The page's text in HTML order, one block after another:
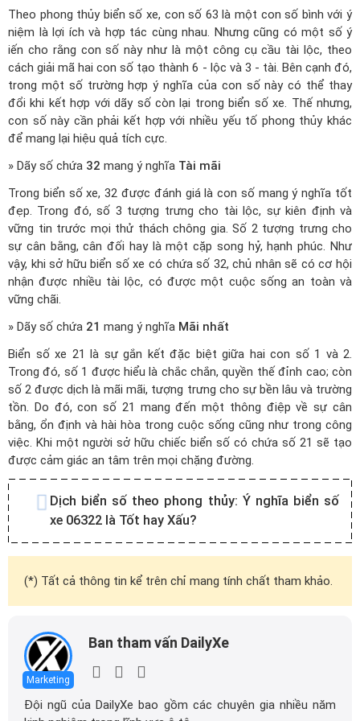
Theo phong thủy biển số xe, con số 63 là một con số bình với ý
niệm là lợi ích và hợp tác cùng nhau. Nhưng cũng có một số ý
iến cho rằng con số này như là một công cụ cầu tài lộc, theo
cách giải mã hai con số tạo thành 6 - lộc và 3 - tài. Bên cạnh đó,
trong một số trường hợp ý nghĩa của con số này có thể thay
đổi khi kết hợp với dãy số còn lại trong biển số xe. Thế nhưng,
con số này cần phải kết hợp với nhiều yếu tố phong thủy khác
để mang lại hiệu quả tích cực.
» Dãy số chứa 32 mang ý nghĩa Tài mãi
Trong biển số xe, 32 được đánh giá là con số mang ý nghĩa tốt
đẹp. Trong đó, số 3 tượng trưng cho tài lộc, sự kiên định và
vững tin trước mọi thử thách chông gia. Số 2 tượng trưng cho
sự cân bằng, cân đối hay là một cặp song hỷ, hạnh phúc. Như
vậy, khi sở hữu biển số xe có chứa số 32, chủ nhân sẽ có cơ hội
nhận được nhiều tài lộc, có được một cuộc sống an toàn và
vững chãi.
» Dãy số chứa 21 mang ý nghĩa Mãi nhất
Biển số xe 21 là sự gắn kết đặc biệt giữa hai con số 1 và 2.
Trong đó, số 1 được hiểu là chắc chắn, quyền thế đỉnh cao; còn
số 2 được dịch là mãi mãi, tượng trưng cho sự bền lâu và trường
tồn. Do đó, con số 21 mang đến một thông điệp về sự cân
bằng, ổn định và hài hòa trong cuộc sống cũng như trong công
việc. Khi một người sở hữu chiếc biển số có chứa số 21 sẽ tạo
được cảm giác an tâm trên mọi chặng đường.
Dịch biển số theo phong thủy: Ý nghĩa biển số
xe 06322 là Tốt hay Xấu?
(*) Tất cả thông tin kể trên chỉ mang tính chất tham khảo.
Marketing
Ban tham vấn DailyXe
Đội ngũ của DailyXe bao gồm các chuyên gia nhiều năm